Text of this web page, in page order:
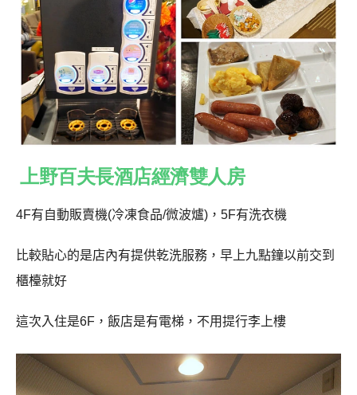
上野百夫長酒店經濟雙人房
4F有自動販賣機(冷凍食品/微波爐) ， 5F有洗衣機
比較貼心的是店內有提供乾洗服務，早上九點鐘以前交到
櫃檯就好
這次入住是6F ，飯店是有電梯，不用提行李上樓